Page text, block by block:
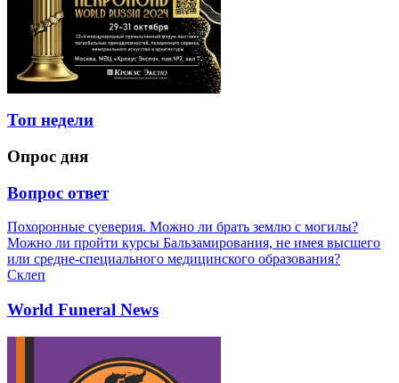
Топ недели
Опрос дня
Вопрос ответ
Похоронные суеверия. Можно ли брать землю с могилы?
Можно ли пройти курсы Бальзамирования, не имея высшего
или средне-специального медицинского образования?
Склеп
World Funeral News